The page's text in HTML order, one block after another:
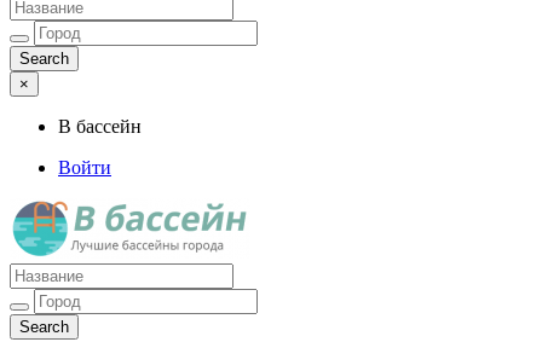
×
В бассейн
Войти
Лучшие бассейны города